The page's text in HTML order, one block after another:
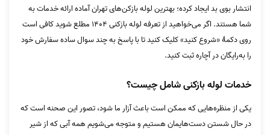
انتشار بوی بد ایجاد کرده؛ بهترین لوله بازکن‌های تهران آماده ارائه خدمات به
شما هستند. اگر می‌خواهید از تعرفه لوله بازکنی 1404 مطلع شوید کافی است
روی دکمۀ «شروع کنید» کلیک کنید تا با پاسخ به چند سوال ساده سفارش خود
را به‌رایگان در آچاره ثبت کنید.
خدمات لوله بازکنی شامل چیست؟
یکی از منظره‌هایی که ممکن است باعث آزار ما شود، تصور این صحنه است که
در حال شستن دست‌‌هایمان هستیم و متوجه می‌شویم همه آبی که از شیر